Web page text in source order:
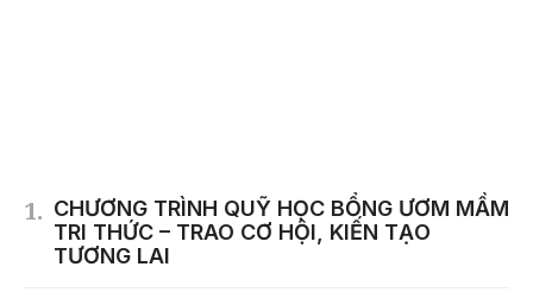
CHƯƠNG TRÌNH QUỸ HỌC BỔNG ƯƠM MẦM
TRI THỨC – TRAO CƠ HỘI, KIẾN TẠO
TƯƠNG LAI